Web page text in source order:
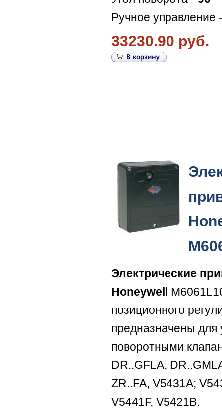
Ручное управление
33230.90 руб.
Электрические
Honeywell
позиционного
предназначены для
поворотными
DR..GFLA,
ZR..FA, V5431A;
V5441F, V5421B.